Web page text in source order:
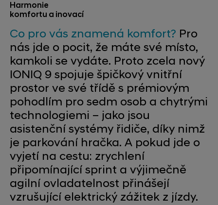
Harmonie
komfortu a inovací
Co pro vás znamená komfort? Pro
nás jde o pocit, že máte své místo,
kamkoli se vydáte. Proto zcela nový
IONIQ 9 spojuje špičkový vnitřní
prostor ve své třídě s prémiovým
pohodlím pro sedm osob a chytrými
technologiemi – jako jsou
asistenční systémy řidiče, díky nimž
je parkování hračka. A pokud jde o
vyjetí na cestu: zrychlení
připomínající sprint a výjimečně
agilní ovladatelnost přinášejí
vzrušující elektrický zážitek z jízdy.